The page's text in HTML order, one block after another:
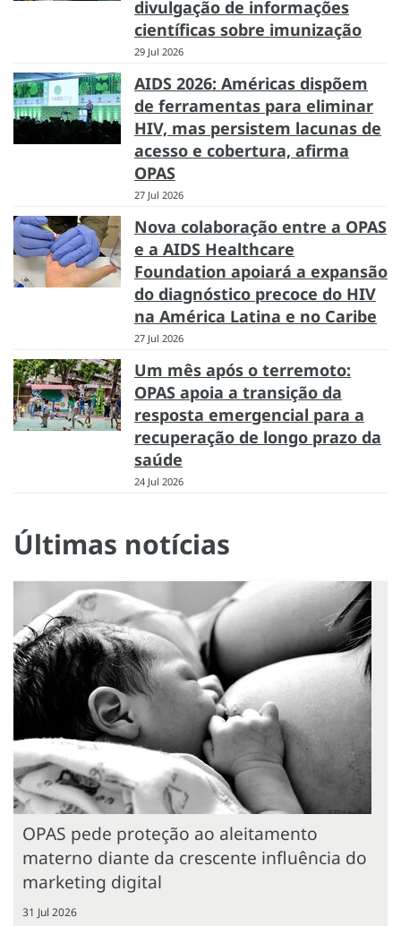
divulgação de informações
científicas sobre imunização
29 Jul 2026
AIDS 2026: Américas dispõem
de ferramentas para eliminar
HIV, mas persistem lacunas de
acesso e cobertura, afirma
OPAS
27 Jul 2026
Nova colaboração entre a OPAS
e a AIDS Healthcare
Foundation apoiará a expansão
do diagnóstico precoce do HIV
na América Latina e no Caribe
27 Jul 2026
Um mês após o terremoto:
OPAS apoia a transição da
resposta emergencial para a
recuperação de longo prazo da
saúde
24 Jul 2026
Últimas notícias
OPAS pede proteção ao aleitamento
materno diante da crescente influência do
marketing digital
31 Jul 2026